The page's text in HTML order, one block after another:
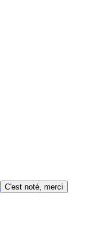
C'est noté, merci